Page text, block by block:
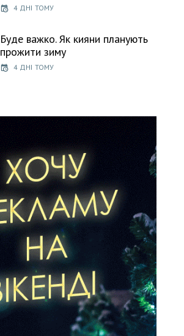
4 ДНІ ТОМУ
Буде важко. Як кияни планують
прожити зиму
4 ДНІ ТОМУ